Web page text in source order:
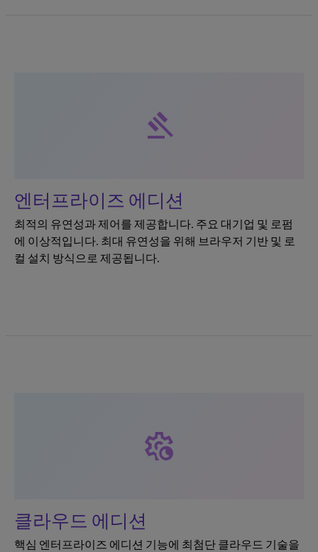
gavel
엔터프라이즈 에디션
최적의 유연성과 제어를 제공합니다. 주요 대기업 및 로펌
에 이상적입니다. 최대 유연성을 위해 브라우저 기반 및 로
컬 설치 방식으로 제공됩니다.
settings_night_sight
클라우드 에디션
핵심 엔터프라이즈 에디션 기능에 최첨단 클라우드 기술을